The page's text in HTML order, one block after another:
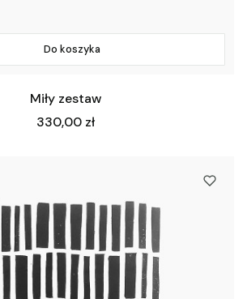
Do koszyka
Miły zestaw
Cena
330,00 zł